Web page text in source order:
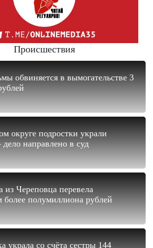
Происшествия
обвиняется в вымогательстве 3
округе подростки украли
направлено в суд
из Череповца перевела
полумиллиона рублей
украла со счёта сестры 144